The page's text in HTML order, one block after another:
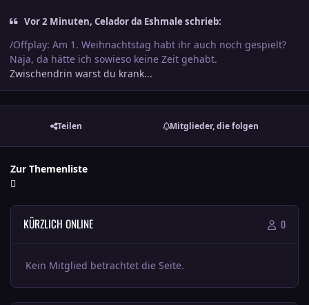
Vor 2 Minuten, Celador da Eshmale schrieb:
/Offplay: Am 1. Weihnachtstag habt ihr auch noch gespielt?
Naja, da hätte ich sowieso keine Zeit gehabt.
Zwischendrin warst du krank...
Teilen Mitglieder, die folgen
Zur Themenliste
KÜRZLICH ONLINE 0
Kein Mitglied betrachtet die Seite.